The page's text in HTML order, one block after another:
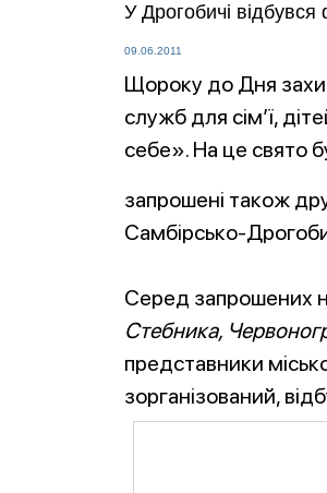
У Дрогобичі
09.06.2011
Щороку до Дня
служб для сім’ї,
себе». На це свято
запрошені також
Самбірсько-
Серед запрошених
Стебника,
представники
зорганізований,